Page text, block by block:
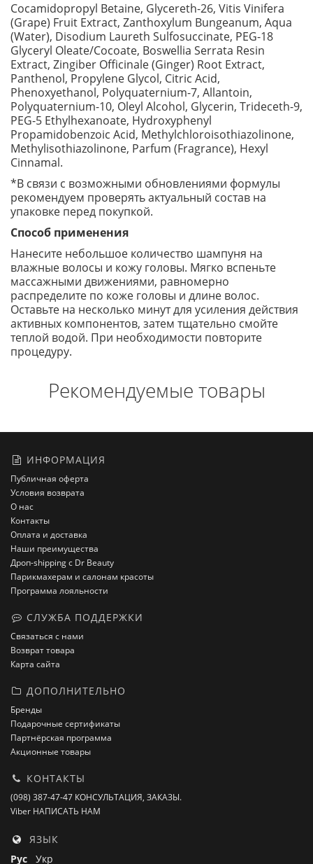
Cocamidopropyl Betaine, Glycereth-26, Vitis Vinifera
(Grape) Fruit Extract, Zanthoxylum Bungeanum, Aqua
(Water), Disodium Laureth Sulfosuccinate, PEG-18
Glyceryl Oleate/Cocoate, Boswellia Serrata Resin
Extract, Zingiber Officinale (Ginger) Root Extract,
Panthenol, Propylene Glycol, Citric Acid,
Phenoxyethanol, Polyquaternium-7, Allantoin,
Polyquaternium-10, Oleyl Alcohol, Glycerin, Trideceth-9,
PEG-5 Ethylhexanoate, Hydroxyphenyl
Propamidobenzoic Acid, Methylchloroisothiazolinone,
Methylisothiazolinone, Parfum (Fragrance), Hexyl
Cinnamal.
*В связи с возможными обновлениями формулы
рекомендуем проверять актуальный состав на
упаковке перед покупкой.
Способ применения
Нанесите небольшое количество шампуня на
влажные волосы и кожу головы. Мягко вспеньте
массажными движениями, равномерно
распределите по коже головы и длине волос.
Оставьте на несколько минут для усиления действия
активных компонентов, затем тщательно смойте
теплой водой. При необходимости повторите
процедуру.
Рекомендуемые товары
ИНФОРМАЦИЯ
Публичная оферта
Условия возврата
О нас
Контакты
Оплата и доставка
Наши преимущества
Дроп-shipping с Dr Beauty
Парикмахерам и салонам красоты
Программа лояльности
СЛУЖБА ПОДДЕРЖКИ
Связаться с нами
Возврат товара
Карта сайта
ДОПОЛНИТЕЛЬНО
Бренды
Подарочные сертификаты
Партнёрская программа
Акционные товары
КОНТАКТЫ
(098) 387-47-47 КОНСУЛЬТАЦИЯ, ЗАКАЗЫ.
Viber НАПИСАТЬ НАМ
ЯЗЫК
Рус Укр